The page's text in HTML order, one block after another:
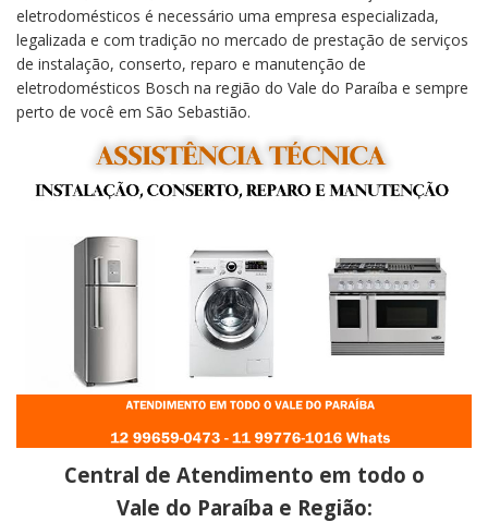
eletrodomésticos é necessário uma empresa especializada,
legalizada e com tradição no mercado de prestação de serviços
de instalação, conserto, reparo e manutenção de
eletrodomésticos Bosch na região do Vale do Paraíba e sempre
perto de você em São Sebastião.
Central de Atendimento em todo o
Vale do Paraíba e Região: